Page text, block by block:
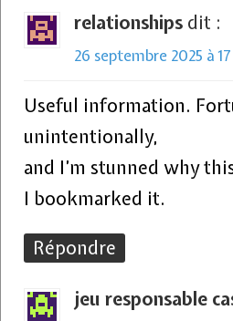
relationships dit :
26 septembre 2025 à
Useful information.
unintentionally,
and I’m stunned why
I bookmarked it.
Répondre
jeu responsable